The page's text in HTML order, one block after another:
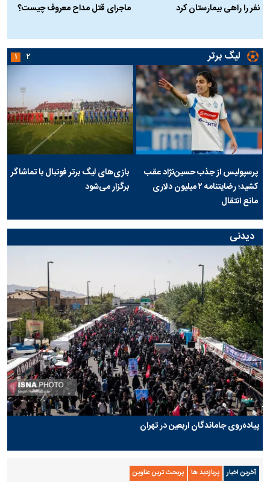
نفر را راهی بیمارستان کرد
ماجرای قتل مداح معروف چیست؟
لیگ برتر
پرسپولیس از جذب حسین‌نژاد عقب
کشید؛ رضایتنامه ۲ میلیون دلاری
مانع انتقال
بازی‌های لیگ برتر فوتبال با تماشاگر
برگزار می‌شود
۱ ۲
دیدنی
پیاده‌روی جاماندگان اربعین در تهران
آخرین اخبار پربازدید ها پربحث ترین عناوین